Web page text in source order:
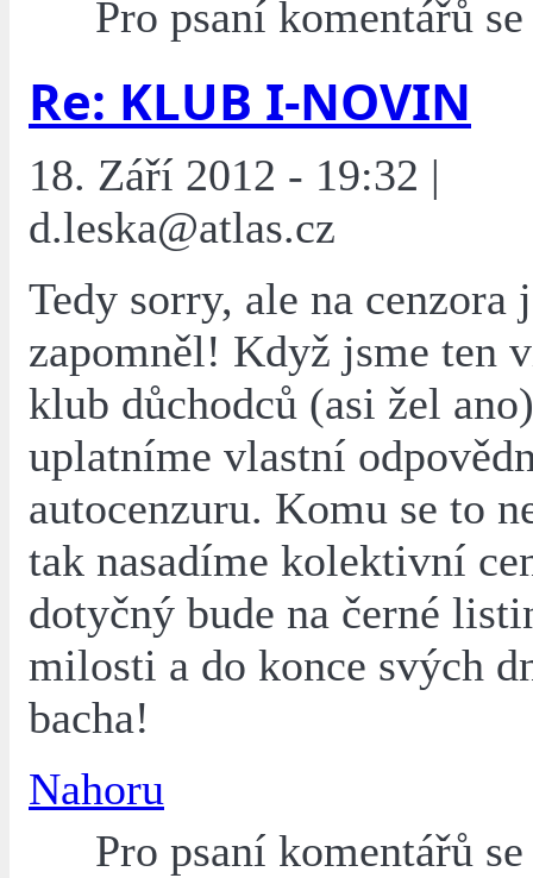
Pro psaní komentářů
Re: KLUB I-NOVIN
18. Září 2012 - 19:32 |
d.leska@atlas.cz
Tedy sorry, ale na cenzora
zapomněl! Když jsme ten
klub důchodců (asi žel
uplatníme vlastní
autocenzuru. Komu se to
tak nasadíme kolektivní
dotyčný bude na černé
milosti a do konce svých
bacha!
Nahoru
Pro psaní komentářů